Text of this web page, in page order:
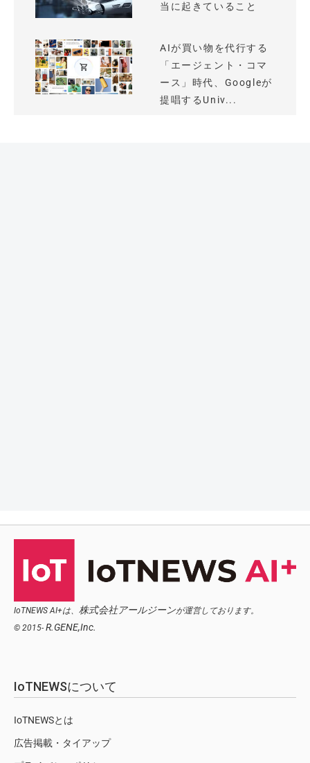
当に起きていること
AIが買い物を代行する
「エージェント・コマ
ース」時代、Googleが
提唱するUniv...
IoTNEWS AI+は、 株式会社アールジーンが運営しております。
© 2015- R.GENE,Inc.
IoTNEWSについて
IoTNEWSとは
広告掲載・タイアップ